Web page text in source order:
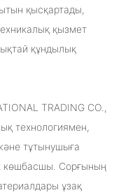
қысқартады,
қызмет
құндылық
TRADING CO.,
технологиямен,
тұтынушыға
көшбасшы. Сорғының
ұзақ